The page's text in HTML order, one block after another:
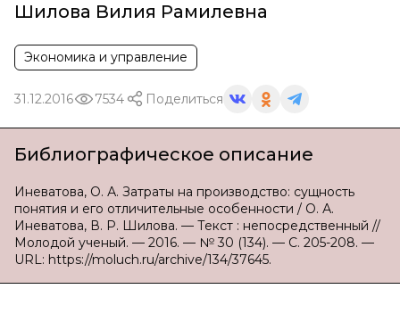
Шилова Вилия Рамилевна
Экономика и управление
31.12.2016 7534 Поделиться
Библиографическое описание
Иневатова, О. А. Затраты на производство: сущность
понятия и его отличительные особенности / О. А.
Иневатова, В. Р. Шилова. — Текст : непосредственный //
Молодой ученый. — 2016. — № 30 (134). — С. 205-208. —
URL: https://moluch.ru/archive/134/37645.